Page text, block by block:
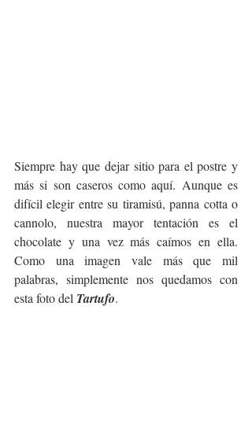
Siempre hay que dejar sitio para el postre y
más si son caseros como aquí. Aunque es
difícil elegir entre su tiramisú, panna cotta o
cannolo, nuestra mayor tentación es el
chocolate y una vez más caímos en ella.
Como una imagen vale más que mil
palabras, simplemente nos quedamos con
esta foto del Tartufo.